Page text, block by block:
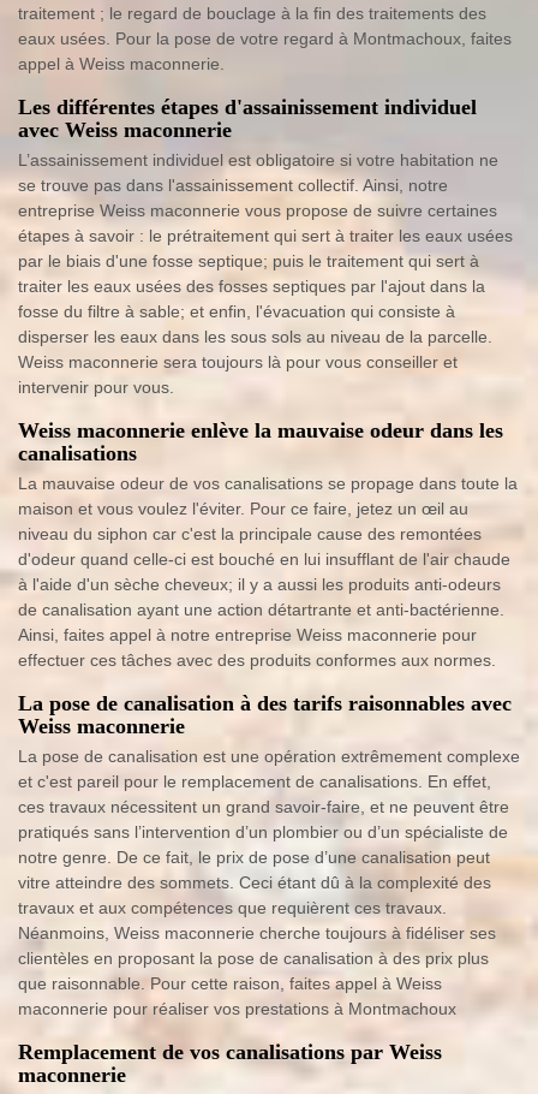
traitement ; le regard de bouclage à la fin des traitements des
eaux usées. Pour la pose de votre regard à Montmachoux, faites
appel à Weiss maconnerie.
Les différentes étapes d'assainissement individuel
avec Weiss maconnerie
L’assainissement individuel est obligatoire si votre habitation ne
se trouve pas dans l'assainissement collectif. Ainsi, notre
entreprise Weiss maconnerie vous propose de suivre certaines
étapes à savoir : le prétraitement qui sert à traiter les eaux usées
par le biais d'une fosse septique; puis le traitement qui sert à
traiter les eaux usées des fosses septiques par l'ajout dans la
fosse du filtre à sable; et enfin, l'évacuation qui consiste à
disperser les eaux dans les sous sols au niveau de la parcelle.
Weiss maconnerie sera toujours là pour vous conseiller et
intervenir pour vous.
Weiss maconnerie enlève la mauvaise odeur dans les
canalisations
La mauvaise odeur de vos canalisations se propage dans toute la
maison et vous voulez l'éviter. Pour ce faire, jetez un œil au
niveau du siphon car c'est la principale cause des remontées
d'odeur quand celle-ci est bouché en lui insufflant de l'air chaude
à l'aide d'un sèche cheveux; il y a aussi les produits anti-odeurs
de canalisation ayant une action détartrante et anti-bactérienne.
Ainsi, faites appel à notre entreprise Weiss maconnerie pour
effectuer ces tâches avec des produits conformes aux normes.
La pose de canalisation à des tarifs raisonnables avec
Weiss maconnerie
La pose de canalisation est une opération extrêmement complexe
et c'est pareil pour le remplacement de canalisations. En effet,
ces travaux nécessitent un grand savoir-faire, et ne peuvent être
pratiqués sans l’intervention d’un plombier ou d’un spécialiste de
notre genre. De ce fait, le prix de pose d’une canalisation peut
vitre atteindre des sommets. Ceci étant dû à la complexité des
travaux et aux compétences que requièrent ces travaux.
Néanmoins, Weiss maconnerie cherche toujours à fidéliser ses
clientèles en proposant la pose de canalisation à des prix plus
que raisonnable. Pour cette raison, faites appel à Weiss
maconnerie pour réaliser vos prestations à Montmachoux
Remplacement de vos canalisations par Weiss
maconnerie